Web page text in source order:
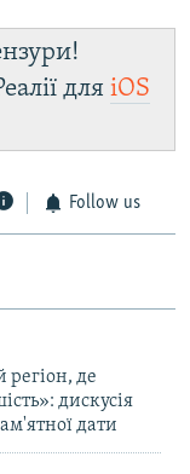
для iOS
Follow us
де
дискусія
дати